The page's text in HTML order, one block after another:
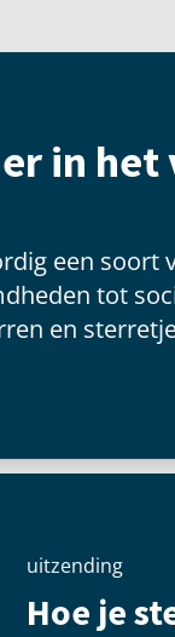
in
een soort
tot
en
ze voor een
uitzending
Hoe je